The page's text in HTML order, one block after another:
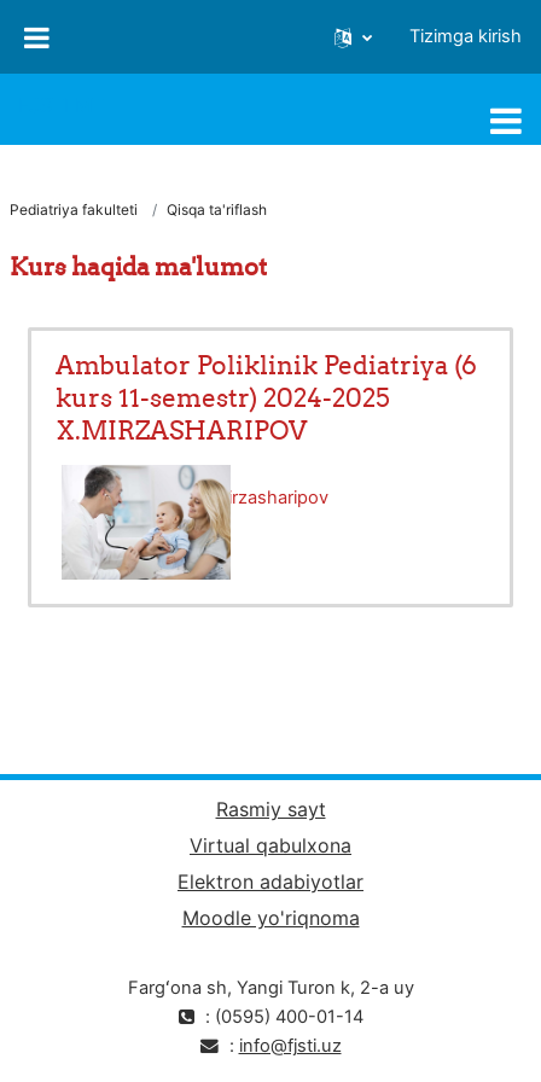
Tizimga kirish
Pediatriya fakulteti Qisqa ta'riflash
Kurs haqida ma'lumot
Ambulator Poliklinik Pediatriya (6
kurs 11-semestr) 2024-2025
X.MIRZASHARIPOV
O'qituvchi: Xakim Mirzasharipov
Rasmiy sayt
Virtual qabulxona
Elektron adabiyotlar
Moodle yo'riqnoma
Fargʻona sh, Yangi Turon k, 2-a uy
: (0595) 400-01-14
: info@fjsti.uz